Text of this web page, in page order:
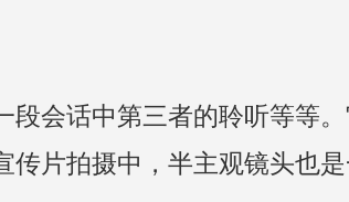
会话中第三者的聆听等等
片拍摄中，半主观镜头也是